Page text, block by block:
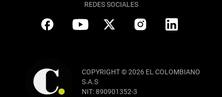
REDES SOCIALES
COPYRIGHT © 2026 EL COLOMBIANO
S.A.S
NIT: 890901352-3